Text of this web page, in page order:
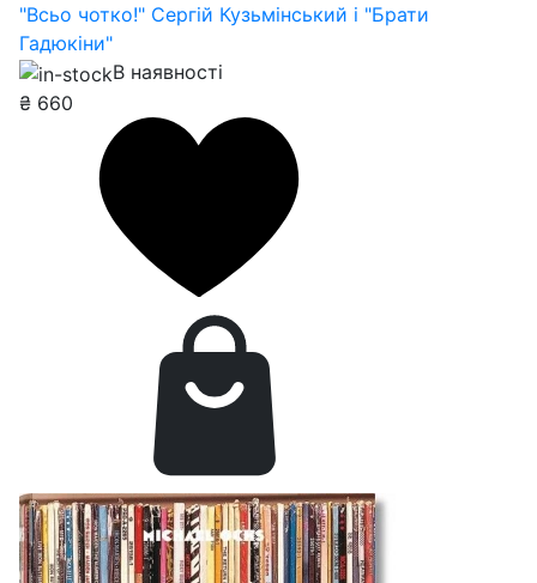
"Всьо чотко!" Сергій Кузьмінський і "Брати
Гадюкіни"
В наявності
₴ 660